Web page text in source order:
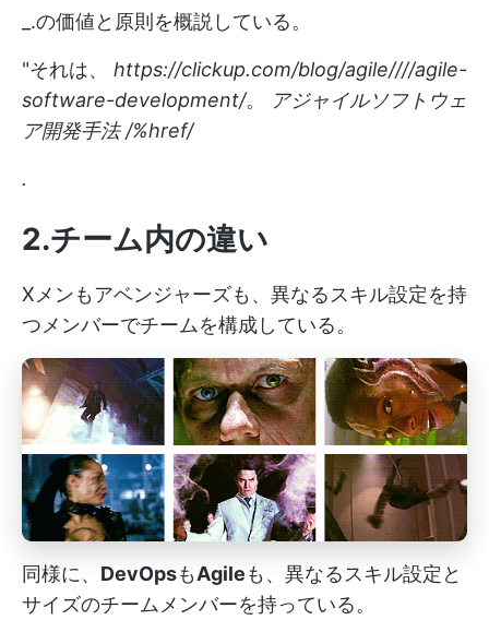
_.の価値と原則を概説している。
"それは、 https://clickup.com/blog/agile////agile-
software-development/。
アジャイルソフトウェ
ア開発手法 /%href/
.
2.チーム内の違い
Xメンもアベンジャーズも、異なるスキル設定を持
つメンバーでチームを構成している。
同様に、 DevOpsもAgileも、異なるスキル設定と
サイズのチームメンバーを持っている。